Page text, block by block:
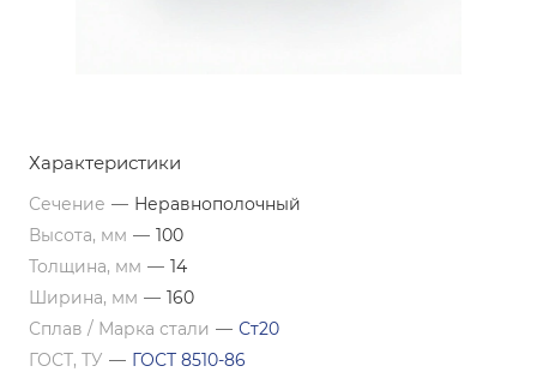
Характеристики
Сечение — Неравнополочный
Высота, мм — 100
Толщина, мм — 14
Ширина, мм — 160
Сплав / Марка стали — Ст20
ГОСТ, ТУ — ГОСТ 8510-86